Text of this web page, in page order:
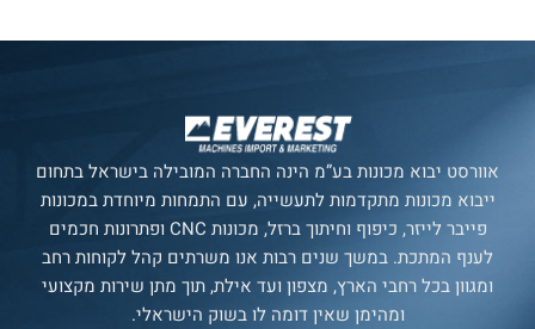
אוורסט יבוא מכונות בע”מ הינה החברה המובילה בישראל בתחום
ייבוא מכונות מתקדמות לתעשייה, עם התמחות מיוחדת במכונות
פייבר לייזר, כיפוף וחיתוך ברזל, מכונות CNC ופתרונות חכמים
לענף המתכת. במשך שנים רבות אנו משרתים קהל לקוחות רחב
ומגוון בכל רחבי הארץ, מצפון ועד אילת, תוך מתן שירות מקצועי
ומהימן שאין דומה לו בשוק הישראלי.